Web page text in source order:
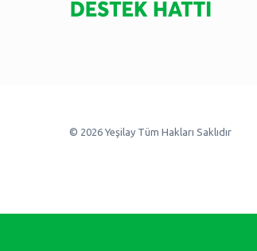
© 2026 Yeşilay Tüm Hakları Saklıdır